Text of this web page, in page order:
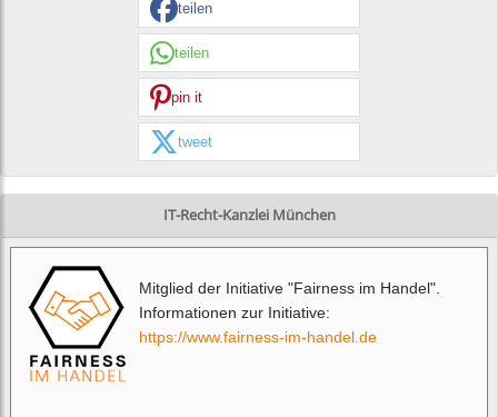
teilen
teilen
pin it
tweet
IT-Recht-Kanzlei München
Mitglied der Initiative "Fairness im Handel".
Informationen zur Initiative:
https://www.fairness-im-handel.de